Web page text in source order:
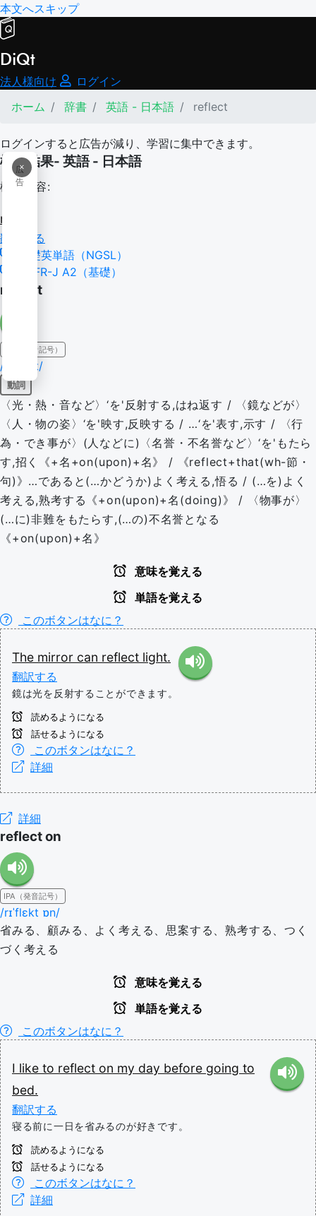
本文へスキップ
DiQt
法人様向け
ログイン
ホーム
辞書 英語 - 日本語 reflect
ログインすると広告が減り、学習に集中できます。
×
広
告
検索結果- 英語 - 日本語
検索内容:
reflect
翻訳する
基礎英単語（NGSL）
CEFR-J A2（基礎）
reflect
IPA（発音記号）
/rɪˈflɛkt/
動詞
〈光・熱・音など〉‘を'反射する,はね返す / 〈鏡などが〉
〈人・物の姿〉‘を'映す,反映する / …‘を'表す,示す / 〈行
為・でき事が〉(人などに)〈名誉・不名誉など〉‘を'もたら
す,招く《+名+on(upon)+名》 / 《reflect+that(wh-節・
句)》…であると(…かどうか)よく考える,悟る / (…を)よく
考える,熟考する《+on(upon)+名(doing)》 / 〈物事が〉
(…に)非難をもたらす,(…の)不名誉となる
《+on(upon)+名》
意味を覚える
単語を覚える
このボタンはなに？
The mirror can reflect light.
翻訳する
鏡は光を反射することができます。
読めるようになる
話せるようになる
このボタンはなに？
詳細
詳細
reflect on
IPA（発音記号）
/rɪˈflɛkt ɒn/
省みる、顧みる、よく考える、思案する、熟考する、つく
づく考える
意味を覚える
単語を覚える
このボタンはなに？
I like to reflect on my day before going to
bed.
翻訳する
寝る前に一日を省みるのが好きです。
読めるようになる
話せるようになる
このボタンはなに？
詳細